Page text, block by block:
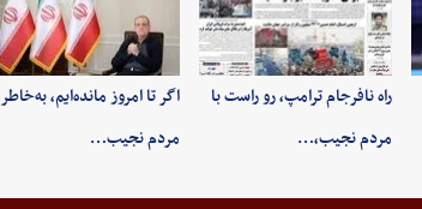
راه نافرجام ترامپ، رو راست با
مردم نجیب،…
اگر تا امروز مانده‌ایم، به‌خاطر
مردم نجیب…